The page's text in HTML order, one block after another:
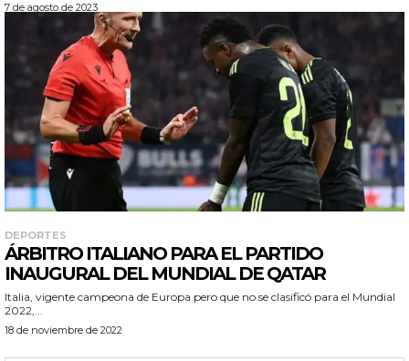
7 de agosto de 2023
DEPORTES
ÁRBITRO ITALIANO PARA EL PARTIDO
INAUGURAL DEL MUNDIAL DE QATAR
Italia, vigente campeona de Europa pero que no se clasificó para el Mundial
2022,...
18 de noviembre de 2022